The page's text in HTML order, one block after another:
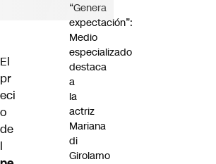
El
pr
eci
o
de
l
“Genera
expectación”:
Medio
especializado
destaca
a
la
actriz
Mariana
di
Girolamo